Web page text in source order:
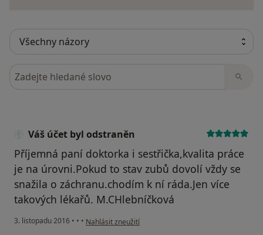
Hledejte v názorech
Váš účet byl odstraněn
Příjemná paní doktorka i sestřička,kvalita práce
je na úrovni.Pokud to stav zubů dovolí vždy se
snažila o záchranu.chodím k ní ráda.Jen více
takových lékařů. M.CHlebníčková
3. listopadu 2016 • • • podle názoru uživatele Váš účet byl odstraněn
Nahlásit zneužití